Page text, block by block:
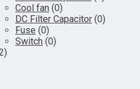
Cool fan (0)
DC Filter Capacitor (0)
Fuse (0)
Switch (0)